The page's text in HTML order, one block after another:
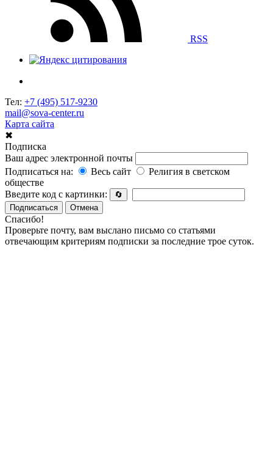
RSS
Тел: +7 (495) 517-9230
mail@sova-center.ru
Карта сайта
✖
Подписка
Ваш адрес электронной почты
Подписаться на:
Весь сайт
Религия в светском
обществе
Введите код с картинки:
🔄
Подписаться
Отмена
Спасибо!
Проверьте почту, вам выслано письмо со статьями
отвечающим критериям подписки за последние трое суток.